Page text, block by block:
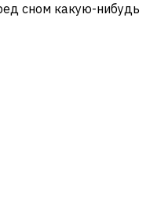
сном какую-нибудь